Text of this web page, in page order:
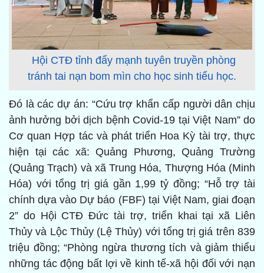
Hội CTĐ tỉnh đẩy mạnh tuyên truyền phòng
tránh tai nạn bom mìn cho học sinh tiểu học.
Đó là các dự án: “Cứu trợ khẩn cấp người dân chịu
ảnh hưởng bởi dịch bệnh Covid-19 tại Việt Nam” do
Cơ quan Hợp tác và phát triển Hoa Kỳ tài trợ, thực
hiện tại các xã: Quảng Phương, Quảng Trường
(Quảng Trạch) và xã Trung Hóa, Thượng Hóa (Minh
Hóa) với tổng trị giá gần 1,99 tỷ đồng; “Hỗ trợ tài
chính dựa vào Dự báo (FBF) tại Việt Nam, giai đoạn
2” do Hội CTĐ Đức tài trợ, triển khai tại xã Liên
Thủy và Lộc Thủy (Lệ Thủy) với tổng trị giá trên 839
triệu đồng; “Phòng ngừa thương tích và giảm thiểu
những tác động bất lợi về kinh tế-xã hội đối với nạn